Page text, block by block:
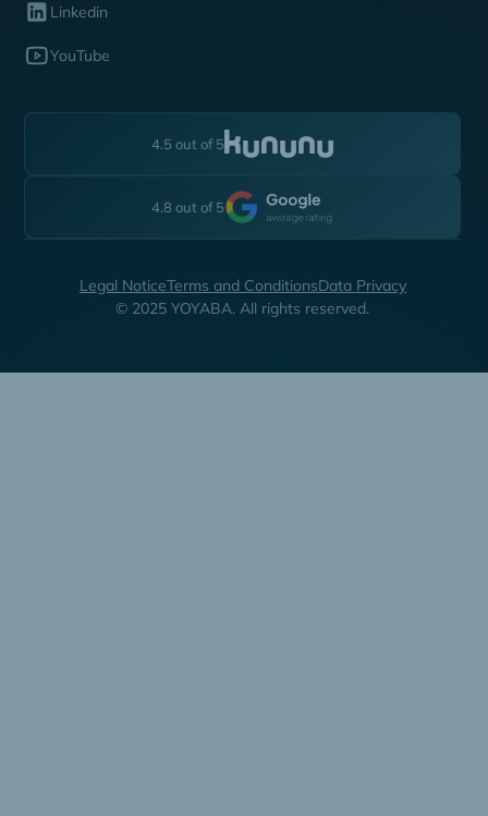
Linkedin
YouTube
4.5 out of 5
4.8 out of 5
© 2025 YOYABA. All rights reserved.
Legal NoticeTerms and ConditionsData Privacy